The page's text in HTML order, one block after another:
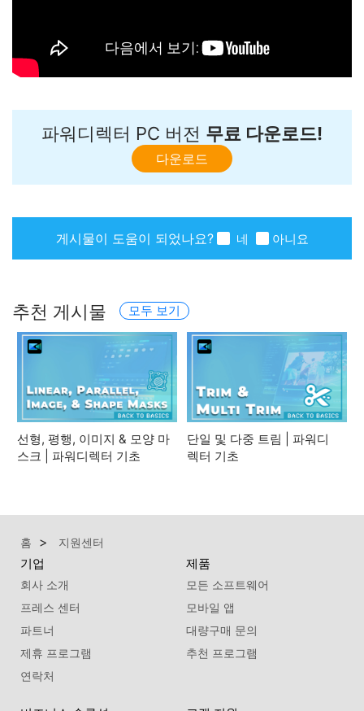
파워디렉터 PC 버전 무료 다운로드!
다운로드
게시물이 도움이 되었나요? 네 아니요
추천 게시물 모두 보기
선형, 평행, 이미지 & 모양 마
스크 | 파워디렉터 기초
단일 및 다중 트림 | 파워디
렉터 기초
홈 지원센터
기업
회사 소개
프레스 센터
파트너
제휴 프로그램
연락처
제품
모든 소프트웨어
모바일 앱
대량구매 문의
추천 프로그램